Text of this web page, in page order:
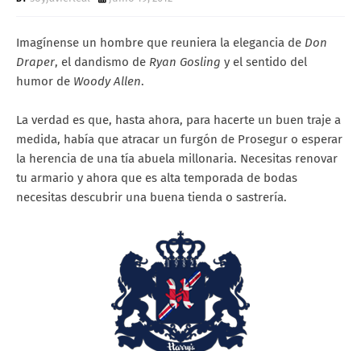
Imagínense un hombre que reuniera la elegancia de Don
Draper, el dandismo de Ryan Gosling y el sentido del
humor de Woody Allen.
La verdad es que, hasta ahora, para hacerte un buen traje a
medida, había que atracar un furgón de Prosegur o esperar
la herencia de una tía abuela millonaria. Necesitas renovar
tu armario y ahora que es alta temporada de bodas
necesitas descubrir una buena tienda o sastrería.